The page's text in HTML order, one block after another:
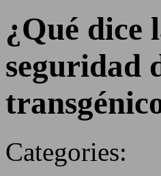
¿Qué dice
seguridad
Categories: